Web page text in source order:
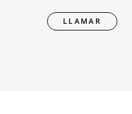
LLAMAR